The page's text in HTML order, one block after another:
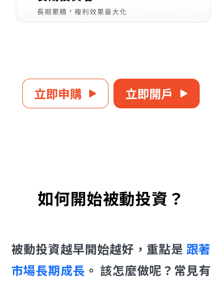
如何開始被動投資？
被動投資越早開始越好，重點是 跟著
市場長期成長 。 該怎麼做呢？常見有